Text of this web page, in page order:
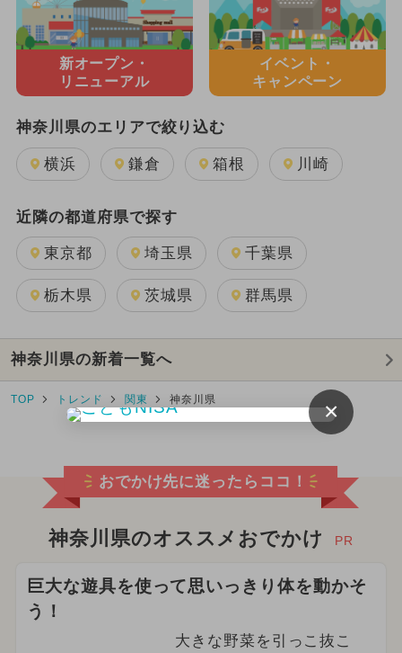
新オープン・
リニューアル
イベント・
キャンペーン
神奈川県のエリアで絞り込む
横浜 鎌倉 箱根 川崎
近隣の都道府県で探す
東京都 埼玉県 千葉県
栃木県 茨城県 群馬県
神奈川県の新着一覧へ
TOP トレンド 関東 神奈川県
おでかけ先に迷ったらココ！
神奈川県のオススメおでかけ PR
巨大な遊具を使って思いっきり体を動かそ
う！
大きな野菜を引っこ抜こ
×